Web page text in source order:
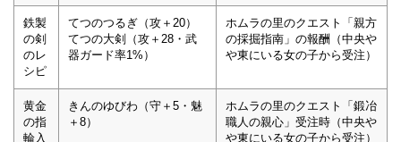
鉄製
の剣
のレ
シピ
てつのつるぎ（攻＋20）
てつの大剣（攻＋28・武
器ガード率1%）
ホムラの里のクエスト「親方
の採掘指南」の報酬（中央や
や東にいる女の子から受注）
黄金
の指
輪入
きんのゆびわ（守＋5・魅
＋8）
ホムラの里のクエスト「鍛冶
職人の親心」受注時（中央や
や東にいる女の子から受注）